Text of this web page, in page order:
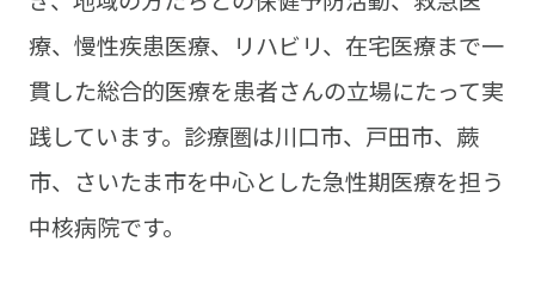
療、慢性疾患医療、リハビリ、在宅医療まで一
貫した総合的医療を患者さんの立場にたって実
践しています。診療圏は川口市、戸田市、蕨
市、さいたま市を中心とした急性期医療を担う
中核病院です。